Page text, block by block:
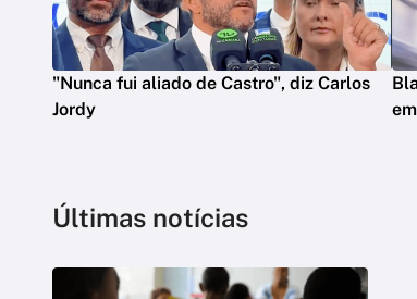
"Nunca fui aliado de Castro", diz Carlos
Jordy
Últimas notícias